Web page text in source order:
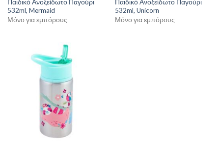
Παιδικό Ανοξείδωτο Παγούρι
532ml, Mermaid
Μόνο για εμπόρους
Παιδικό Ανοξείδωτο Παγούρι
532ml, Unicorn
Μόνο για εμπόρους